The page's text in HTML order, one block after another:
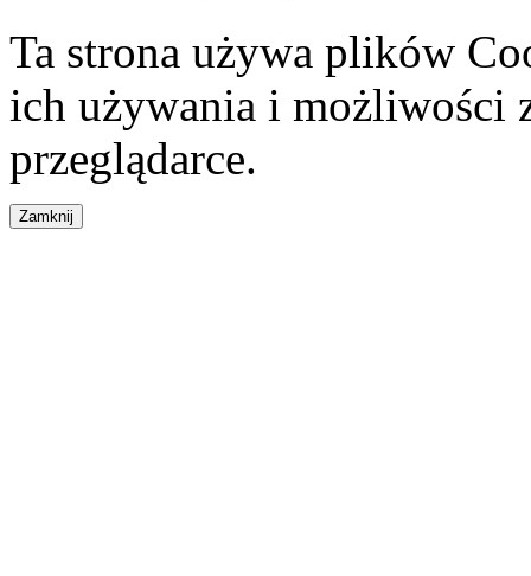
Ta strona używa plików
ich używania i możliwości
przeglądarce.